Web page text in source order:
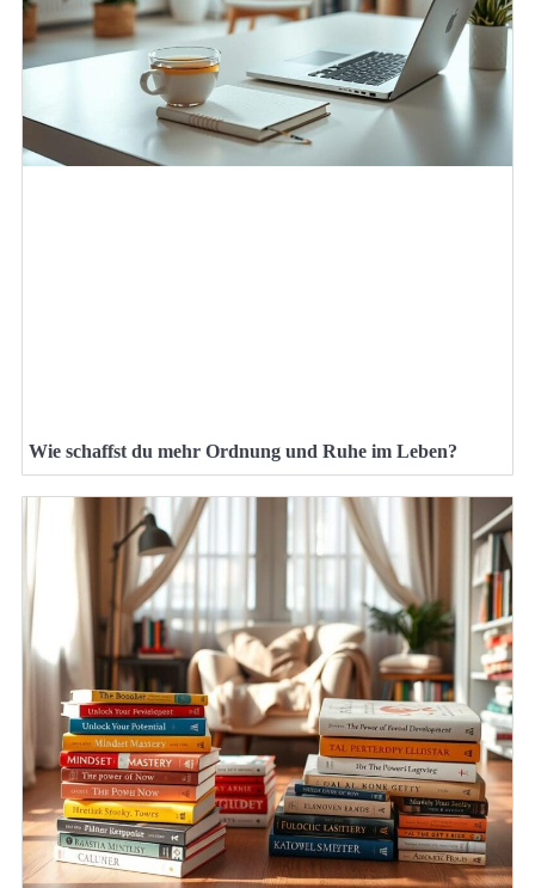
Wie schaffst du mehr Ordnung und Ruhe im Leben?